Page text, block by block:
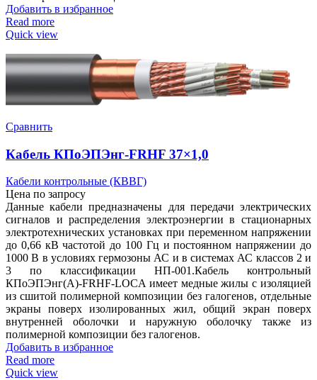
Добавить в избранное
Read more
Quick view
Сравнить
Кабель КПоЭПЭнг-FRHF 37×1,0
Кабели контрольные (КВВГ)
Цена по запросу
Данные кабели предназначены для передачи электрических
сигналов и распределения электроэнергии в стационарных
электротехнических установках при переменном напряжении
до 0,66 кВ частотой до 100 Гц и постоянном напряжении до
1000 В в условиях гермозоны АС и в системах АС классов 2 и
3 по классификации НП-001.Кабель контрольный
КПоЭПЭнг(А)-FRHF-LOCA имеет медные жилы с изоляцией
из сшитой полимерной композиции без галогенов, отдельные
экраны поверх изолированных жил, общий экран поверх
внутренней оболочки и наружную оболочку также из
полимерной композиции без галогенов.
Добавить в избранное
Read more
Quick view